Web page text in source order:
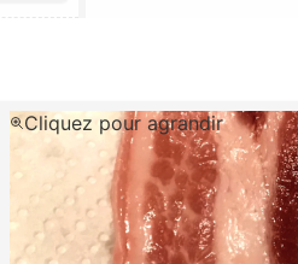
Cliquez pour agrandir